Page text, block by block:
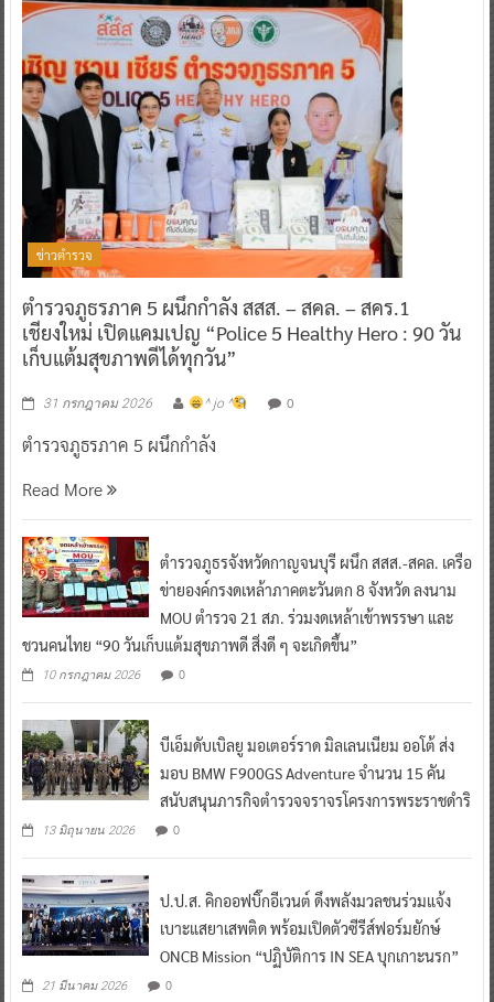
ข่าวตำรวจ
ตำรวจภูธรภาค 5 ผนึกกำลัง สสส. – สคล. – สคร.1
เชียงใหม่ เปิดแคมเปญ “Police 5 Healthy Hero : 90 วัน
เก็บแต้มสุขภาพดีได้ทุกวัน”
31 กรกฎาคม 2026 ^ jo ^ 0
ตำรวจภูธรภาค 5 ผนึกกำลัง
Read More
ตำรวจภูธรจังหวัดกาญจนบุรี ผนึก สสส.-สคล. เครือ
ข่ายองค์กรงดเหล้าภาคตะวันตก 8 จังหวัด ลงนาม
MOU ตำรวจ 21 สภ. ร่วมงดเหล้าเข้าพรรษา และ
ชวนคนไทย “90 วันเก็บแต้มสุขภาพดี สิ่งดี ๆ จะเกิดขึ้น”
10 กรกฎาคม 2026 0
บีเอ็มดับเบิลยู มอเตอร์ราด มิลเลนเนียม ออโต้ ส่ง
มอบ BMW F900GS Adventure จำนวน 15 คัน
สนับสนุนภารกิจตำรวจจราจรโครงการพระราชดำริ
13 มิถุนายน 2026 0
ป.ป.ส. คิกออฟบิ๊กอีเวนต์ ดึงพลังมวลชนร่วมแจ้ง
เบาะแสยาเสพติด พร้อมเปิดตัวซีรีส์ฟอร์มยักษ์
ONCB Mission “ปฏิบัติการ IN SEA บุกเกาะนรก”
21 มีนาคม 2026 0